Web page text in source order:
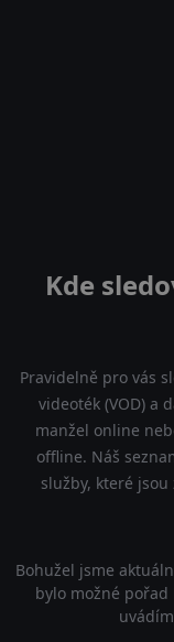
Kde
Pravidelně pro vás
videoték (VOD) a
manžel online
offline. Náš
služby, které
Bohužel jsme
bylo možné